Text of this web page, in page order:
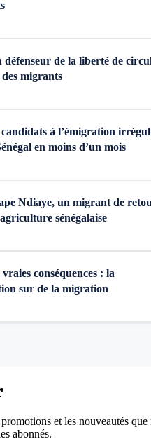
défenseur de la liberté de
migrants
candidats à l’émigration
en moins d’un mois
Ndiaye, un migrant de
sénégalaise
conséquences : la
sur de la migration
et les nouveautés que
abonnés.